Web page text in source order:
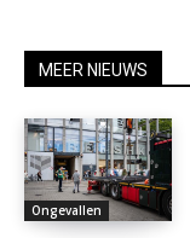
MEER NIEUWS
Ongevallen